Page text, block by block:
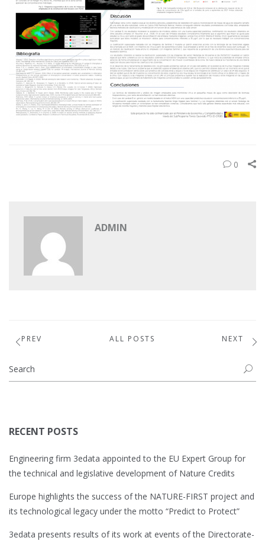
0
ADMIN
PREV ALL POSTS NEXT
RECENT POSTS
Engineering firm 3edata appointed to the EU Expert Group for
the technical and legislative development of Nature Credits
Europe highlights the success of the NATURE-FIRST project and
its technological legacy under the motto “Predict to Protect”
3edata presents results of its work at events of the Directorate-